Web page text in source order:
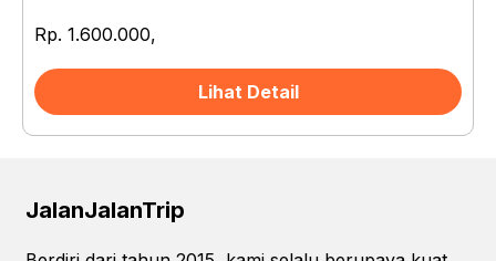
Rp. 1.600.000,
Lihat Detail
JalanJalanTrip